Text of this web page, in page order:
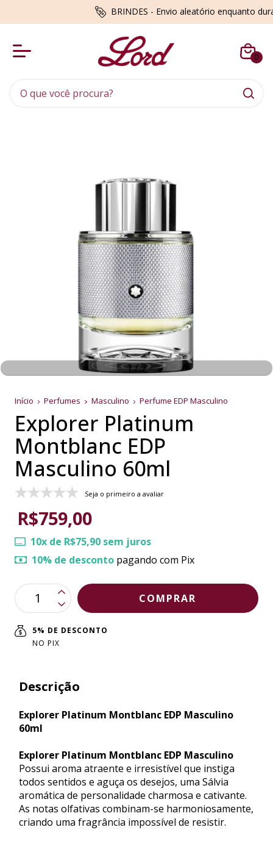
BRINDES - Envio aleatório enquanto
0
1/7
Início Perfumes Masculino Perfume EDP Masculino
Explorer Platinum
Montblanc EDP
Masculino 60ml
Seja o primeiro a avaliar
R$759,00
10x de R$75,90 sem juros
10% de desconto pagando com Pix
5% DE DESCONTO
NO PIX
Descrição
Explorer Platinum Montblanc EDP Masculino
60ml
Explorer Platinum Montblanc EDP Masculino
Possui aroma atraente e irresistível que instiga
todos sentidos e aguça os desejos, uma Sálvia
aromática de personalidade charmosa e cativante.
As notas olfativas combinam-se harmoniosamente,
criando uma fragrância impossível de resistir.